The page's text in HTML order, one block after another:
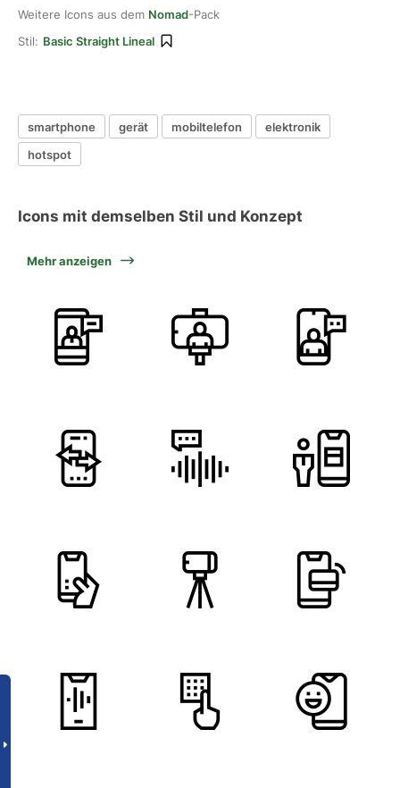
Weitere Icons aus dem Nomad-Pack
Stil: Basic Straight Lineal
smartphone gerät mobiltelefon
elektronik
hotspot
Icons mit demselben Stil und Konzept
Mehr anzeigen